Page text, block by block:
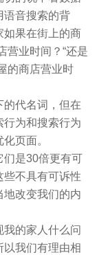
语音搜索的背
如果在街上的商
营业时间？“还是
的商店营业时
的代名词，但在
行为和搜索行为
页面。
们是30倍更有可
些不具有可诉性
地改变我们的内
的家人什么问
我们有理由相